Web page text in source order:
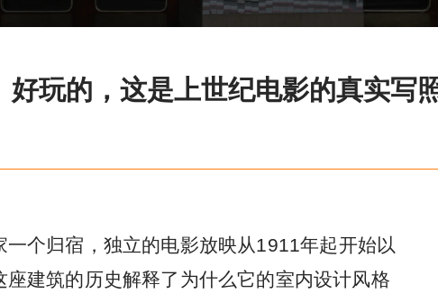
好玩的，这是上世纪电影的真实写
个归宿，独立的电影放映从1911年起开始以
建筑的历史解释了为什么它的室内设计风格